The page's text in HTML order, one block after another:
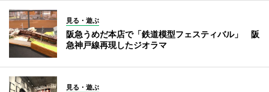
見る・遊ぶ
阪急うめだ本店で「鉄道模型フェスティバル」 阪
急神戸線再現したジオラマ
見る・遊ぶ